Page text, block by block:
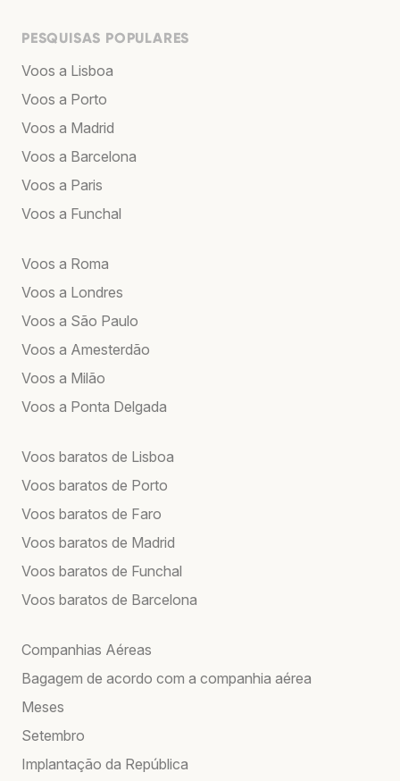
PESQUISAS POPULARES
Voos a Lisboa
Voos a Porto
Voos a Madrid
Voos a Barcelona
Voos a Paris
Voos a Funchal
Voos a Roma
Voos a Londres
Voos a São Paulo
Voos a Amesterdão
Voos a Milão
Voos a Ponta Delgada
Voos baratos de Lisboa
Voos baratos de Porto
Voos baratos de Faro
Voos baratos de Madrid
Voos baratos de Funchal
Voos baratos de Barcelona
Companhias Aéreas
Bagagem de acordo com a companhia aérea
Meses
Setembro
Implantação da República